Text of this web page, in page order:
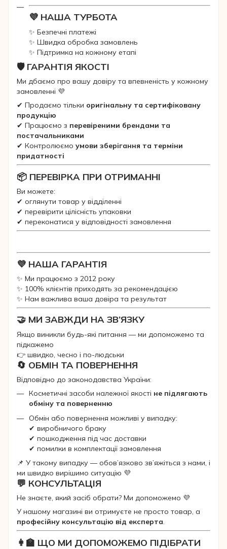
💜 НАША ТУРБОТА
✨ Безпечні платежі
✨ Швидка обробка замовлень
✨ Підтримка на кожному етапі
🛡 ГАРАНТІЯ ЯКОСТІ
Ми дбаємо про вашу довіру та впевненість у кожному
замовленні 💜
✔ Продаємо тільки оригінальну та сертифіковану
продукцію
✔ Працюємо з перевіреними брендами та
постачальниками
✔ Контролюємо умови зберігання та терміни
придатності
📦 ПЕРЕВІРКА ПРИ ОТРИМАННІ
Ви можете:
✔ оглянути товар у відділенні
✔ перевірити цілісність упаковки
✔ переконатися у відповідності замовлення
💜 НАША ГАРАНТІЯ
✨ Ми працюємо з 2012 року
✨ 100% клієнтів приходять за рекомендацією
✨ Нам важлива ваша довіра та результат
🤝 МИ ЗАВЖДИ НА ЗВ’ЯЗКУ
Якщо виникли будь-які питання — ми допоможемо та
підкажемо
👉 швидко, чесно і по-людськи
🔄 ОБМІН ТА ПОВЕРНЕННЯ
Відповідно до законодавства України:
Косметичні засоби належної якості не підлягають
обміну та поверненню
Обмін або повернення можливі у випадку:
✔ виробничого браку
✔ пошкодження під час доставки
✔ помилки в комплектації замовлення
📌 У такому випадку — обов’язково зв’яжіться з нами, і
ми швидко вирішимо ситуацію 💜
💬 КОНСУЛЬТАЦІЯ
Не знаєте, який засіб обрати? Ми допоможемо 💜
У нашому магазині ви отримуєте не просто товар, а
професійну консультацію від експерта.
👩‍🏫 ЩО МИ ДОПОМОЖЕМО ПІДІБРАТИ